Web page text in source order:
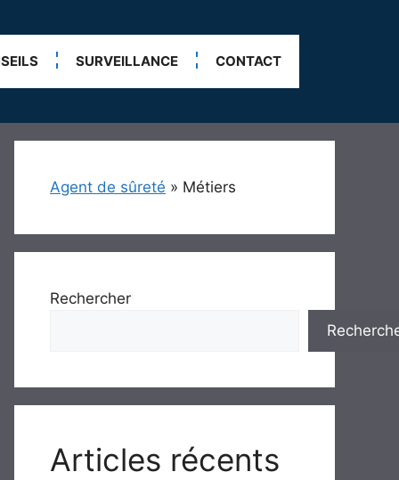
SURVEILLANCE CONTACT
Agent de sûreté » Métiers
Rechercher
Articles récents